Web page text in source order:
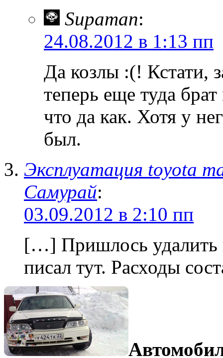
Supaman:
24.08.2012 в 1:13 пп
Да козлы :(! Кстати,
теперь еще туда
что да как. Хотя у
был.
Эксплуатация toyota
Самурай:
03.09.2012 в 2:10 пп
[…] Пришлось удалить
писал тут. Расходы